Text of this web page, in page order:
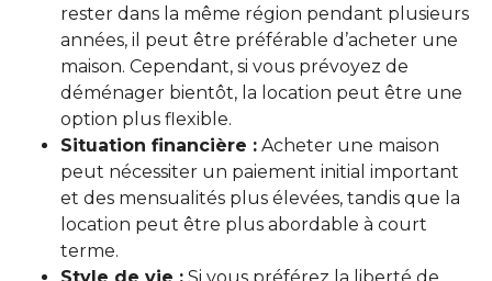
rester dans la même région pendant plusieurs
années, il peut être préférable d’acheter une
maison. Cependant, si vous prévoyez de
déménager bientôt, la location peut être une
option plus flexible.
Situation financière : Acheter une maison
peut nécessiter un paiement initial important
et des mensualités plus élevées, tandis que la
location peut être plus abordable à court
terme.